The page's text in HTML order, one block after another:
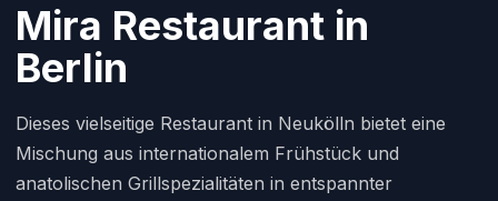
Mira Restaurant in
Berlin
Dieses vielseitige Restaurant in Neukölln bietet eine
Mischung aus internationalem Frühstück und
anatolischen Grillspezialitäten in entspannter